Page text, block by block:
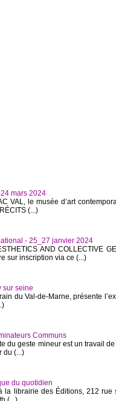
mars 2024
VAL, le musée d’art
(...)
- 25_27 janvier 2024
AND COLLECTIVE
sur inscription via ce (...)
sur seine
du Val-de-Marne, présente
Communs
du geste mineur est un travail
du (...)
du quotidien
la librairie des Éditions, 212 rue